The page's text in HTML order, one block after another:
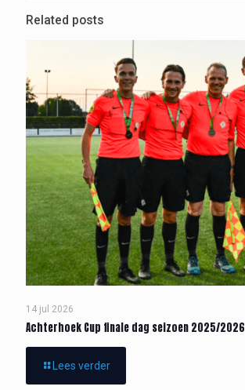
Related posts
14 jul 2026
Achterhoek Cup finale dag seizoen 2025/2026
Lees verder